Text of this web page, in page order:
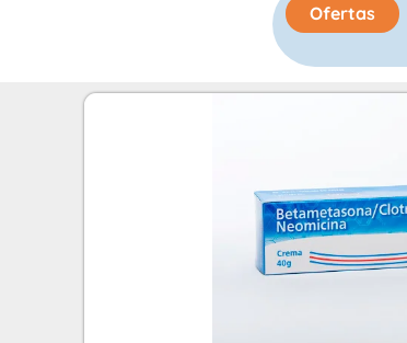
Ofertas